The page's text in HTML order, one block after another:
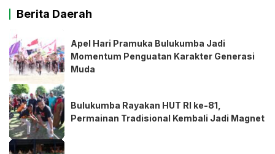
Berita Daerah
Apel Hari Pramuka Bulukumba Jadi
Momentum Penguatan Karakter Generasi
Muda
Bulukumba Rayakan HUT RI ke-81,
Permainan Tradisional Kembali Jadi Magnet